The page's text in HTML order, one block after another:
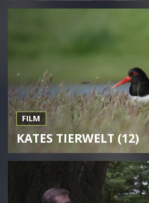
FILM
KATES TIERWELT (12)